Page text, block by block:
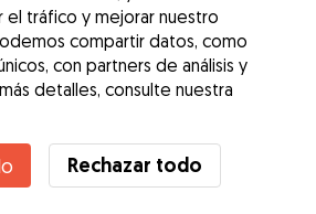
el tráfico y mejorar nuestro
compartir datos, como
con partners de análisis y
detalles, consulte nuestra
Rechazar todo